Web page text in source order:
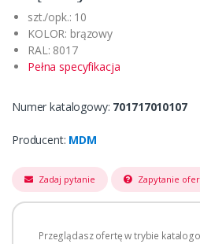
szt./opk.: 10
KOLOR: brązowy
RAL: 8017
Pełna specyfikacja
Numer katalogowy: 701717010107
Producent: MDM
Zadaj pytanie Zapytanie
Przeglądasz ofertę w trybie